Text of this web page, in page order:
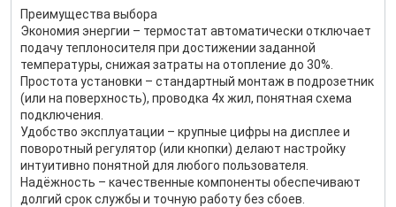
Преимущества выбора
Экономия энергии – термостат автоматически отключает
подачу теплоносителя при достижении заданной
температуры, снижая затраты на отопление до 30%.
Простота установки – стандартный монтаж в подрозетник
(или на поверхность), проводка 4х жил, понятная схема
подключения.
Удобство эксплуатации – крупные цифры на дисплее и
поворотный регулятор (или кнопки) делают настройку
интуитивно понятной для любого пользователя.
Надёжность – качественные компоненты обеспечивают
долгий срок службы и точную работу без сбоев.